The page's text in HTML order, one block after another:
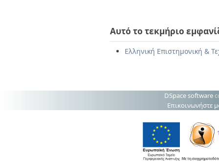
Αυτό το τεκμήριο
Ελληνική Επιστημονική &
DSpace software
Επικοινωνήστε